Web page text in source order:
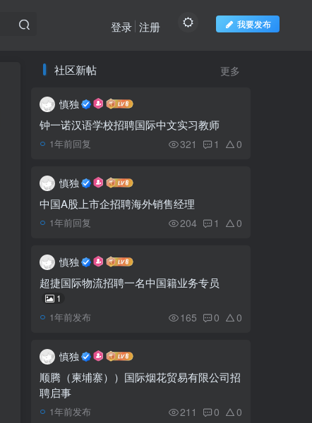
我要发布
登录 注册
推荐阅读
1 第一位获得哈佛大学博士
后学位的柬埔寨僧侣Yon
Seng Yeat
学习工作同胞热烈欢迎总理
到来
第八届柬埔寨河流节即将
4
今年比萨宝蕉节正常庆
祝，御耕节不举行
目将为柬埔寨创造新的历史
社区新帖 更多
慎独
钟一诺汉语学校招聘国际中文实习教师
1年前回复 321 1 0
慎独
中国A股上市企招聘海外销售经理
1年前回复 204 1 0
慎独
超捷国际物流招聘一名中国籍业务专员
1
1年前发布 165 0 0
慎独
顺腾（柬埔寨））国际烟花贸易有限公司招
聘启事
1年前发布 211 0 0